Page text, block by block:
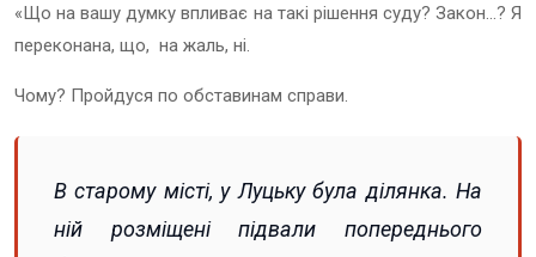
«Що на вашу думку впливає на такі рішення суду? Закон…? Я
переконана, що, на жаль, ні.
Чому? Пройдуся по обставинам справи.
В старому місті, у Луцьку була ділянка. На
ній розміщені підвали попереднього